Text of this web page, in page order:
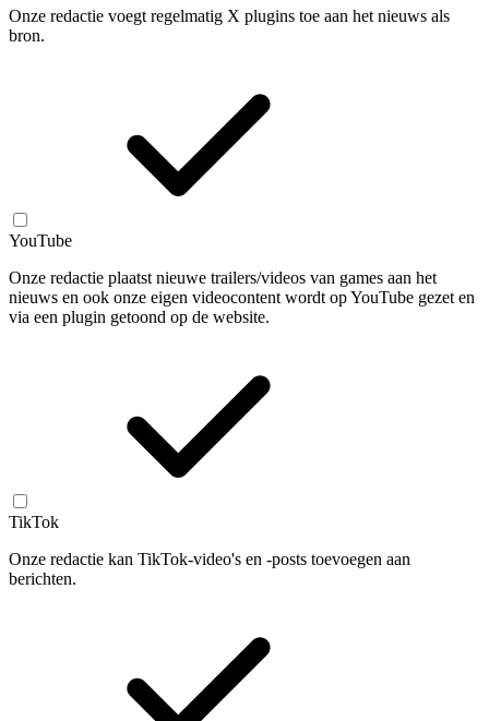
Onze redactie voegt regelmatig X plugins toe aan het nieuws als
bron.
YouTube
Onze redactie plaatst nieuwe trailers/videos van games aan het
nieuws en ook onze eigen videocontent wordt op YouTube gezet en
via een plugin getoond op de website.
TikTok
Onze redactie kan TikTok-video's en -posts toevoegen aan
berichten.